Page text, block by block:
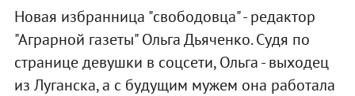
Новая избранница "свободовца" - редактор
"Аграрной газеты" Ольга Дьяченко. Судя по
странице девушки в соцсети, Ольга - выходец
из Луганска, а с будущим мужем она работала